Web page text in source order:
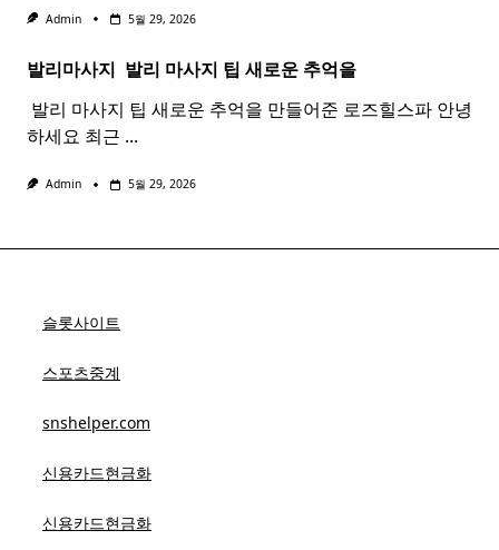
Admin 5월 29, 2026
발리마사지 ​ 발리 마사지 팁 새로운 추억을
​ 발리 마사지 팁 새로운 추억을 만들어준 로즈힐스파 안녕
하세요 최근 ...
Admin 5월 29, 2026
슬롯사이트
스포츠중계
snshelper.com
신용카드현금화
신용카드현금화